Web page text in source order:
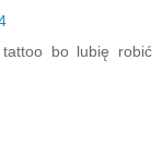
tattoo bo lubię robić